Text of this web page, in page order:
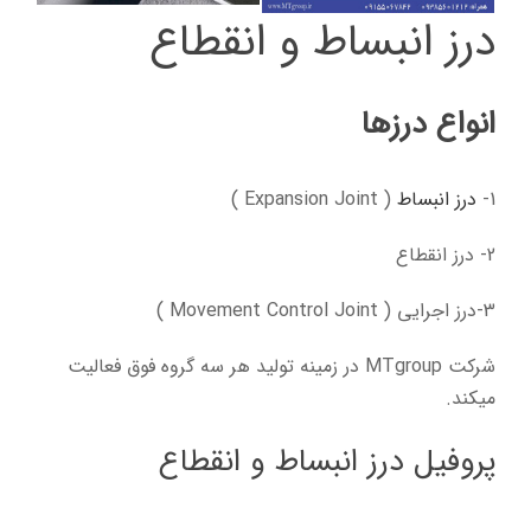
درز انبساط و انقطاع
انواع درزها
1- درز انبساط( Expansion Joint )
2- درز انقطاع
3-درز اجرایی ( Movement Control Joint )
شرکت MTgroup در زمینه تولید هر سه گروه فوق فعالیت
میکند.
پروفیل درز انبساط و انقطاع